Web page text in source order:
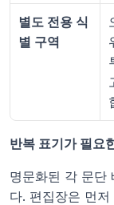
별도 전용 식
별 구역
반복 표기가 필요
명문화된 각 문단
다. 편집장은 먼